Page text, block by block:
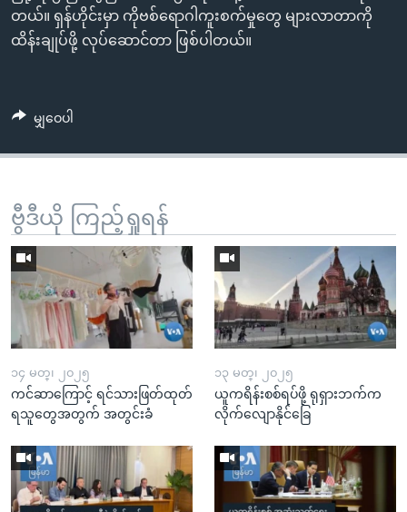
တယ်။ ရှန်ဟိုင်းမှာ ကိုဗစ်ရောဂါကူးစက်မှုတွေ များလာတာကို
ထိန်းချုပ်ဖို့ လုပ်ဆောင်တာ ဖြစ်ပါတယ်။
မျှဝေပါ
ဗွီဒီယို ကြည့်ရှုရန်
၁၄ မတ္၊ ၂၀၂၅
ကင်ဆာကြောင့် ရင်သားဖြတ်ထုတ်
ရသူတွေအတွက် အတွင်းခံ
၁၃ မတ္၊ ၂၀၂၅
ယူကရိန်းစစ်ရပ်ဖို့ ရုရှားဘက်က
လိုက်လျောနိုင်ခြေ